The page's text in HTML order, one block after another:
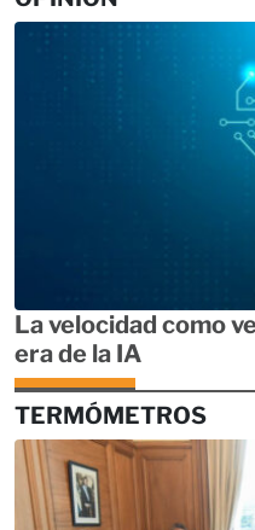
La velocidad como
era de la IA
TERMÓMETROS